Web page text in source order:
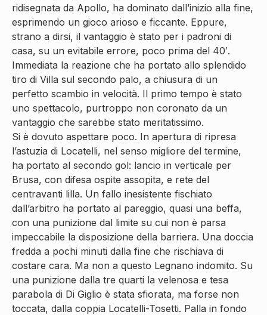
ridisegnata da Apollo, ha dominato dall’inizio alla fine,
esprimendo un gioco arioso e ficcante. Eppure,
strano a dirsi, il vantaggio è stato per i padroni di
casa, su un evitabile errore, poco prima del 40′.
Immediata la reazione che ha portato allo splendido
tiro di Villa sul secondo palo, a chiusura di un
perfetto scambio in velocità. Il primo tempo è stato
uno spettacolo, purtroppo non coronato da un
vantaggio che sarebbe stato meritatissimo.
Si è dovuto aspettare poco. In apertura di ripresa
l’astuzia di Locatelli, nel senso migliore del termine,
ha portato al secondo gol: lancio in verticale per
Brusa, con difesa ospite assopita, e rete del
centravanti lilla. Un fallo inesistente fischiato
dall’arbitro ha portato al pareggio, quasi una beffa,
con una punizione dal limite su cui non è parsa
impeccabile la disposizione della barriera. Una doccia
fredda a pochi minuti dalla fine che rischiava di
costare cara. Ma non a questo Legnano indomito. Su
una punizione dalla tre quarti la velenosa e tesa
parabola di Di Giglio è stata sfiorata, ma forse non
toccata, dalla coppia Locatelli-Tosetti. Palla in fondo